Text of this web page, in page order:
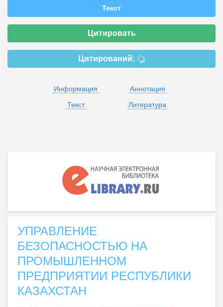
Текст
Цитировать
Цитирований:
Информация
Аннотация
Текст
Литература
УПРАВЛЕНИЕ
БЕЗОПАСНОСТЬЮ НА
ПРОМЫШЛЕННОМ
ПРЕДПРИЯТИИ РЕСПУБЛИКИ
КАЗАХСТАН